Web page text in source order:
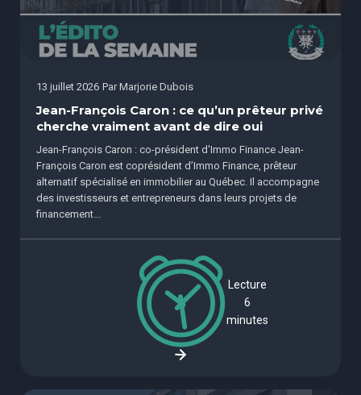
13 juillet 2026 Par Marjorie Dubois
Jean-François Caron : ce qu’un prêteur privé
cherche vraiment avant de dire oui
Jean-François Caron : co-président d'Immo Finance Jean-
François Caron est coprésident d’Immo Finance, prêteur
alternatif spécialisé en immobilier au Québec. Il accompagne
des investisseurs et entrepreneurs dans leurs projets de
financement...
Lecture
6
minutes